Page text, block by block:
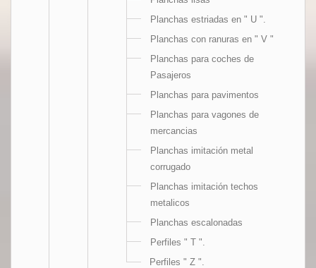
Planchas estriadas en " U ".
Planchas con ranuras en " V "
Planchas para coches de
Pasajeros
Planchas para pavimentos
Planchas para vagones de
mercancias
Planchas imitación metal
corrugado
Planchas imitación techos
metalicos
Planchas escalonadas
Perfiles " T ".
Perfiles " Z ".